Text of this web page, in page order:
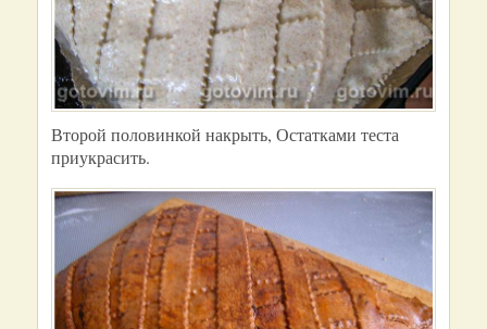
Второй половинкой накрыть, Остатками теста
приукрасить.